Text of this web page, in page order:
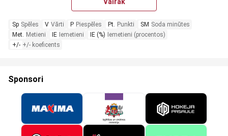
Sp Spēles V Vārti P Piespēles Pt. Punkti SM Soda minūtes
Met. Metieni IE Iemetieni IE (%)
Iemetieni (procentos)
+/- +/- koeficents
Sponsori